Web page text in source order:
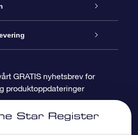
GRATIS nyhetsbrev for
produktoppdateringer